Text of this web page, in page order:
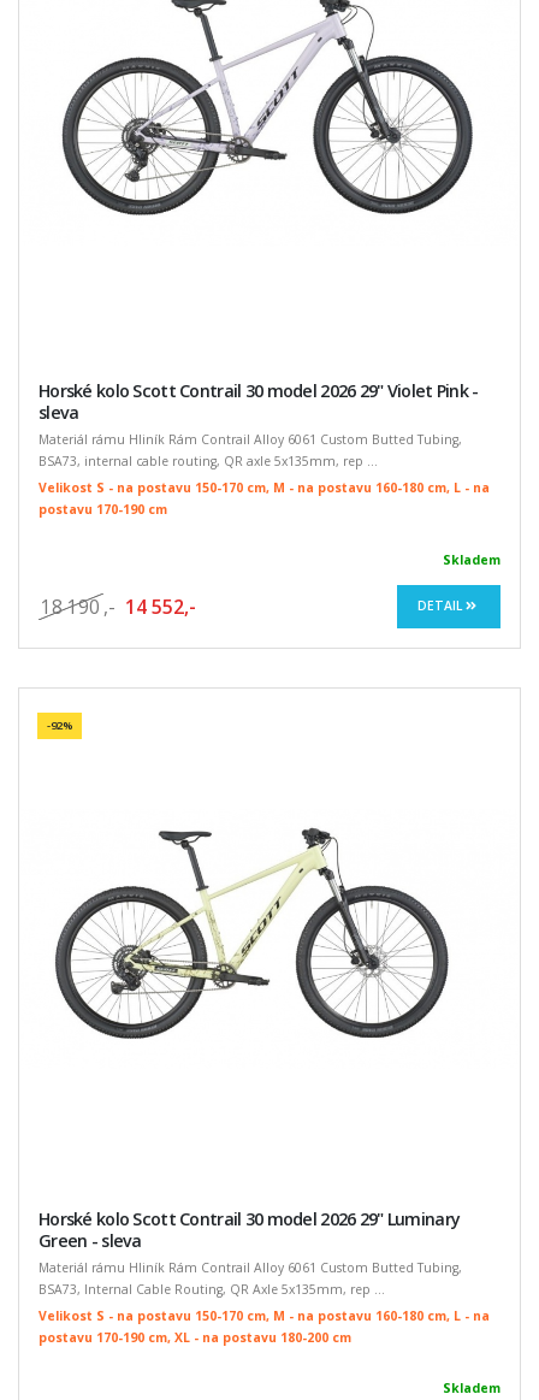
Horské kolo Scott Contrail 30 model 2026 29" Violet Pink -
sleva
Materiál rámu Hliník Rám Contrail Alloy 6061 Custom Butted Tubing,
BSA73, internal cable routing, QR axle 5x135mm, rep ...
Velikost S - na postavu 150-170 cm, M - na postavu 160-180 cm, L - na
postavu 170-190 cm
Skladem
18 190 ,- 14 552,- DETAIL
-92%
Horské kolo Scott Contrail 30 model 2026 29" Luminary
Green - sleva
Materiál rámu Hliník Rám Contrail Alloy 6061 Custom Butted Tubing,
BSA73, Internal Cable Routing, QR Axle 5x135mm, rep ...
Velikost S - na postavu 150-170 cm, M - na postavu 160-180 cm, L - na
postavu 170-190 cm, XL - na postavu 180-200 cm
Skladem